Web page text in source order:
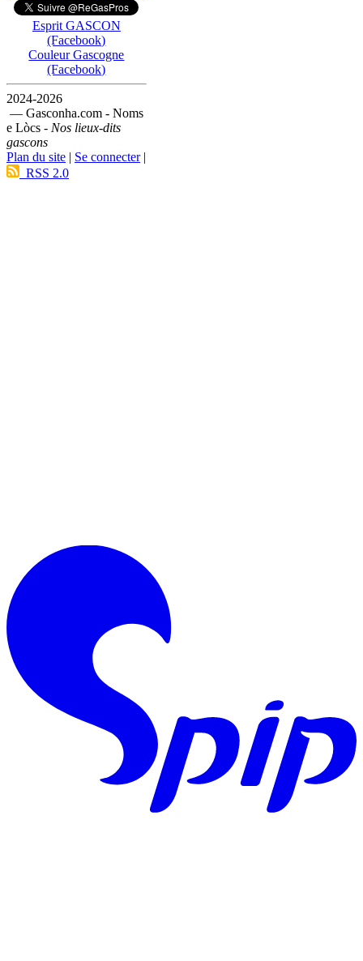
Esprit GASCON
(Facebook)
Couleur Gascogne
(Facebook)
2024-2026
— Gasconha.com - Noms
e Lòcs - Nos lieux-dits
gascons
Plan du site | Se connecter|
RSS 2.0